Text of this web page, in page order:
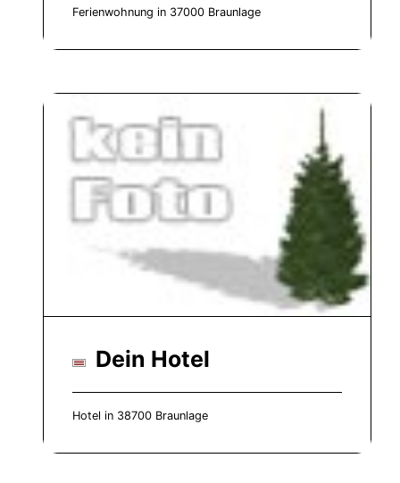
Ferienwohnung in 37000 Braunlage
Dein Hotel
Hotel in 38700 Braunlage